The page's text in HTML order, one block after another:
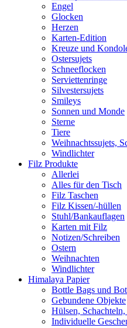
Engel
Glocken
Herzen
Karten-Edition
Kreuze und
Ostersujets
Schneeflocken
Serviettenringe
Silvestersujets
Smileys
Sonnen und Monde
Sterne
Tiere
Weihnachtssujets,
Windlichter
Filz Produkte
Allerlei
Alles für den Tisch
Filz Taschen
Filz Kissen/-hüllen
Stuhl/Bankauflagen
Karten mit Filz
Notizen/Schreiben
Ostern
Weihnachten
Windlichter
Himalaya Papier
Bottle Bags und
Gebundene Objekte
Hülsen,
Individuelle